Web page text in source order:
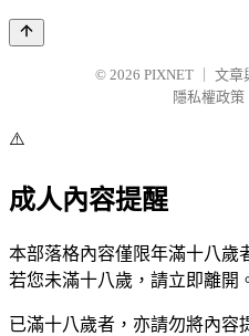
© 2026 PIXNET
文章
隱私權政策
⚠️
成人內容提醒
本部落格內容僅限年滿十八歲
若您未滿十八歲，請立即離開
已滿十八歲者，亦請勿將內容